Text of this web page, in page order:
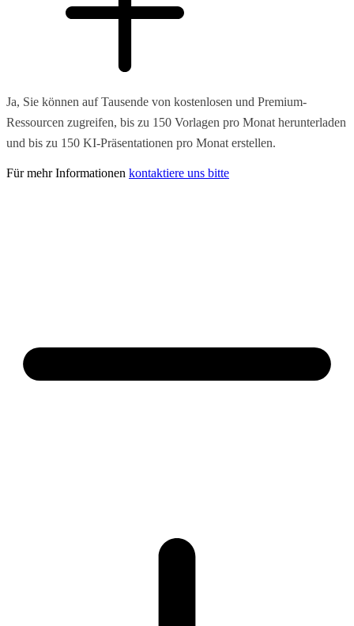
Ja, Sie können auf Tausende von kostenlosen und Premium-
Ressourcen zugreifen, bis zu 150 Vorlagen pro Monat herunterladen
und bis zu 150 KI-Präsentationen pro Monat erstellen.
Für mehr Informationen kontaktiere uns bitte